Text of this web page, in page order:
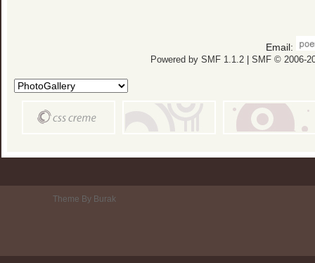
Email:
Powered by SMF 1.1.2| SMF © 2006-
Theme By Burak